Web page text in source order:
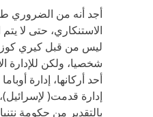
أجد أنه من الضروري
الاستنكاري، حتى لا يتم
ليس من قبل كيري
شخصيا، ولكن للإدارة
أحد أركانها، إدارة
إدارة قدمت(
بالتقدير من حكومة